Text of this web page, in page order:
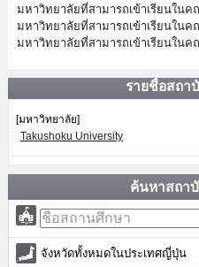
มหาวิทยาลัยที่สามารถเข้าเรียนใน
มหาวิทยาลัยที่สามารถเข้าเรียนใน
มหาวิทยาลัยที่สามารถเข้าเรียนในค
รายชื่อสถา
[มหาวิทยาลัย]
Takushoku University
ค้นหาสถา
จังหวัดทั้งหมดในประเทศญี่ปุ่น